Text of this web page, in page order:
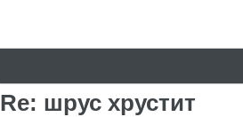
Re: шрус хрустит